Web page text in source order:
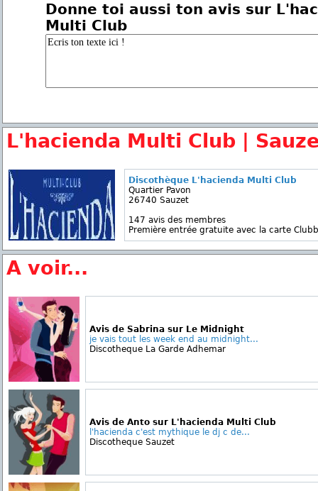
Donne toi aussi ton avis sur
Multi Club
L'hacienda Multi Club |
Discothèque L'hacienda Multi Club
Quartier Pavon
26740 Sauzet
147 avis des membres
Première entrée gratuite avec la carte
A voir...
Avis de Sabrina sur Le Midnight
je vais tout les week end au midnight...
Discotheque La Garde Adhemar
Avis de Anto sur L'hacienda Multi Club
l'hacienda c'est mythique le dj c de...
Discotheque Sauzet